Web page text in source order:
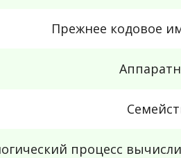
Прежнее кодовое
процесс